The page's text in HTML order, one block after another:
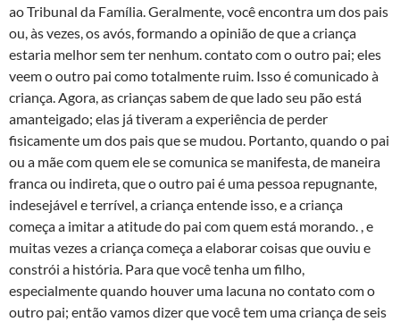
ao Tribunal da Família. Geralmente, você encontra um dos pais
ou, às vezes, os avós, formando a opinião de que a criança
estaria melhor sem ter nenhum. contato com o outro pai; eles
veem o outro pai como totalmente ruim. Isso é comunicado à
criança. Agora, as crianças sabem de que lado seu pão está
amanteigado; elas já tiveram a experiência de perder
fisicamente um dos pais que se mudou. Portanto, quando o pai
ou a mãe com quem ele se comunica se manifesta, de maneira
franca ou indireta, que o outro pai é uma pessoa repugnante,
indesejável e terrível, a criança entende isso, e a criança
começa a imitar a atitude do pai com quem está morando. , e
muitas vezes a criança começa a elaborar coisas que ouviu e
constrói a história. Para que você tenha um filho,
especialmente quando houver uma lacuna no contato com o
outro pai; então vamos dizer que você tem uma criança de seis